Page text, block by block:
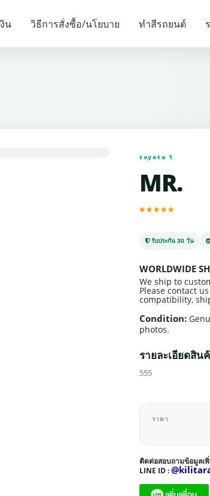
น วิธีการสั่งซื้อ/นโยบาย ทำสีรถยนต์
รายการแนะนำ
toyota 1
MR.
รับประกัน 30 วัน
WORLDWIDE
We ship to
Please contact
compatibility,
Condition:
photos.
รายละเอียดสิน
555
ราคา
ติดต่อสอบถามข้อมูลเ
LINE ID :